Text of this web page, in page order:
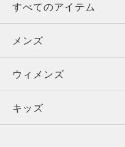
様になっています。
薄手の生地なのできつすぎ
す。
（画像2-3枚目参照）
●臭いを軽減
臭いを軽減する機能がつい
すべてのアイテム
メンズ
ウィメンズ
キッズ
メンズ
トップス
ボトムス
ウィメンズ
トップス
キッズ